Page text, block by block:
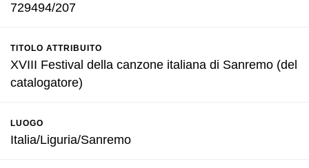
729494/207
TITOLO ATTRIBUITO
XVIII Festival della canzone italiana di Sanremo (del
catalogatore)
LUOGO
Italia/Liguria/Sanremo